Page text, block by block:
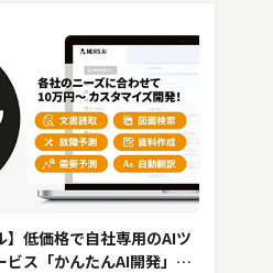
】低価格で自社専用のAIツ
ビス「かんたんAI開発」提